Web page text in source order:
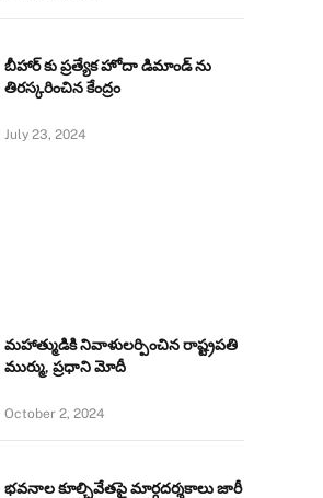
బీహార్ కు ప్రత్యేక హోదా డిమాండ్ ను
తిరస్కరించిన కేంద్రం
July 23, 2024
మహాత్ముడికి నివాళులర్పించిన రాష్ట్రపతి
ముర్ము, ప్రధాని మోదీ
October 2, 2024
భవనాల కూల్చివేతపై మార్గదర్శకాలు జారీ